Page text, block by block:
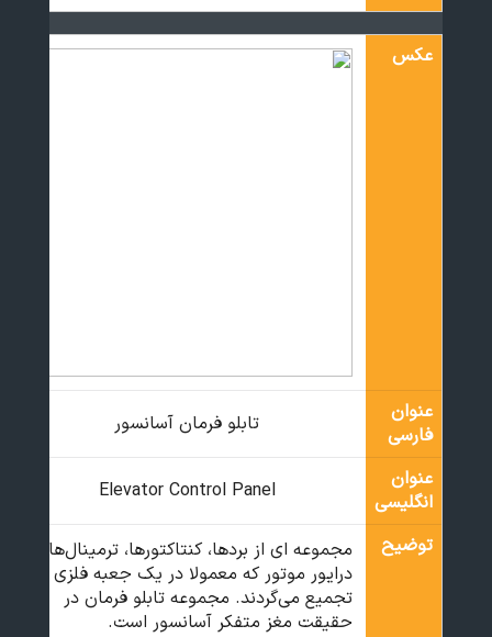
عکس
عنوان
فارسی
تابلو فرمان آسانسور
عنوان
انگلیسی
Elevator Control Panel
توضیح
مجموعه ای از بردها، کنتاکتورها، ترمینال‌ها و
درایور موتور که معمولا در یک جعبه فلزی
تجمیع می‌گردند. مجموعه تابلو فرمان در
حقیقت مغز متفکر آسانسور است.